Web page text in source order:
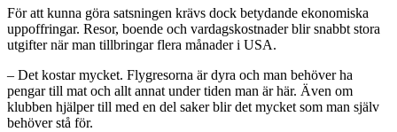
För att kunna göra satsningen krävs dock betydande ekonomiska
uppoffringar. Resor, boende och vardagskostnader blir snabbt stora
utgifter när man tillbringar flera månader i USA.
– Det kostar mycket. Flygresorna är dyra och man behöver ha
pengar till mat och allt annat under tiden man är här. Även om
klubben hjälper till med en del saker blir det mycket som man själv
behöver stå för.